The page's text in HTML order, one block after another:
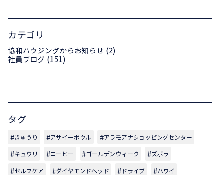
カテゴリ
協和ハウジングからお知らせ (2)
社員ブログ (151)
タグ
きゅうり アサイーボウル
アラモアナショッピングセンター
キュウリ
コーヒー ゴールデンウィーク
ズボラ
セルフケア
ダイヤモンドヘッド ドライブ
ハワイ